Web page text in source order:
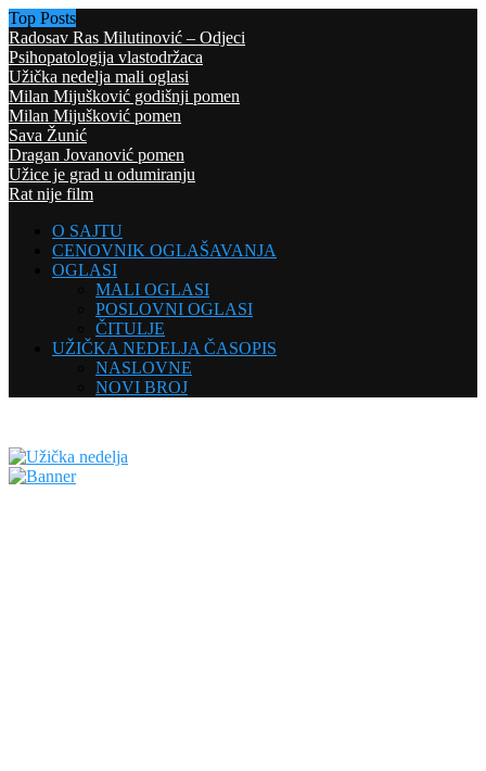
Top Posts
Radosav Ras Milutinović – Odjeci
Psihopatologija vlastodržaca
Užička nedelja mali oglasi
Milan Mijušković godišnji pomen
Milan Mijušković pomen
Sava Žunić
Dragan Jovanović pomen
Užice je grad u odumiranju
Rat nije film
O SAJTU
CENOVNIK OGLAŠAVANJA
OGLASI
MALI OGLASI
POSLOVNI OGLASI
ČITULJE
UŽIČKA NEDELJA ČASOPIS
NASLOVNE
NOVI BROJ